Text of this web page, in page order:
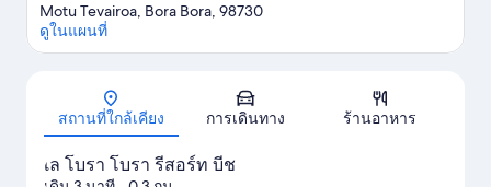
แผนที่
Motu Tevairoa, Bora Bora, 98730
ดูในแผนที่
สถานที่ใกล้เคียง การเดินทาง ร้านอาหาร
เล โบรา โบรา รีสอร์ท บีช